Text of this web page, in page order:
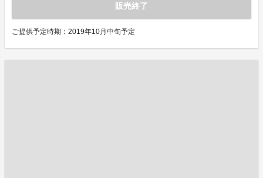
販売終了
ご提供予定時期：2019年10月中旬予定